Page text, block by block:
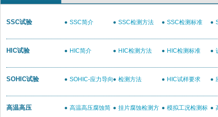
SSC试验 SSC简介 SSC检测方法 SSC检测标准
要
HIC试验 HIC简介 HIC检测方法 HIC检测标准
SOHIC试验 SOHIC-应力导向 检测方法 HIC试样要求
高温高压 高温高压腐蚀简 挂片腐蚀检测方 模拟工况检测标